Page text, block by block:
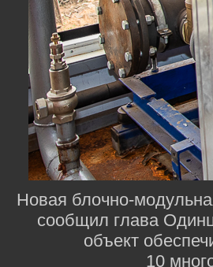
Новая блочно-
сообщил глава
объект
10